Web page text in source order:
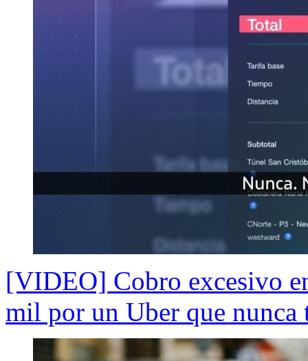
[VIDEO] Cobro excesivo
mil por un Uber que nunca